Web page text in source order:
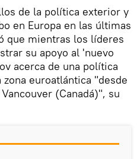
de la política exterior y
en Europa en las últimas
que mientras los líderes
su apoyo al 'nuevo
acerca de una política
euroatlántica "desde
(Canadá)", su